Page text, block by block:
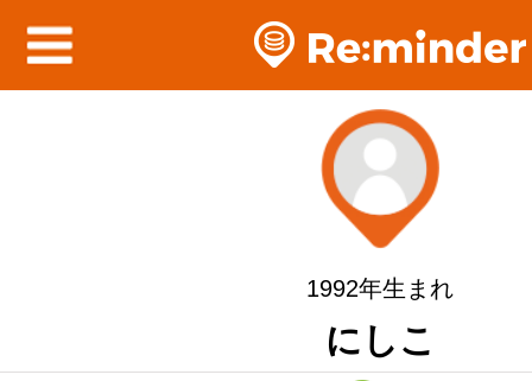
1992年生まれ
にしこ